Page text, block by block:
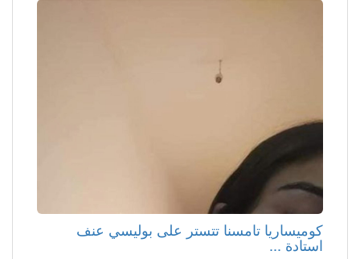
كوميساريا تامسنا تتستر على بوليسي عنف
استادة ...